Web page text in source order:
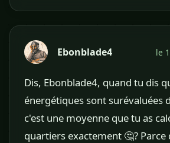
Ebonblade4 le
Dis, Ebonblade4, quand tu dis
énergétiques sont surévaluées
c'est une moyenne que tu as
quartiers exactement 🤔?